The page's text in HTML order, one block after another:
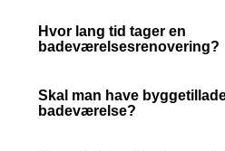
Hvor lang tid tager en
badeværelsesrenovering?
Skal man have
badeværelse?